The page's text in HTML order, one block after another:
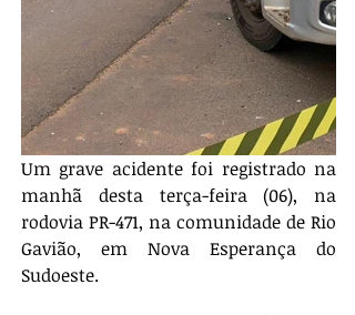
Um grave acidente foi registrado na
manhã desta terça-feira (06), na
rodovia PR-471, na comunidade de Rio
Gavião, em Nova Esperança do
Sudoeste.